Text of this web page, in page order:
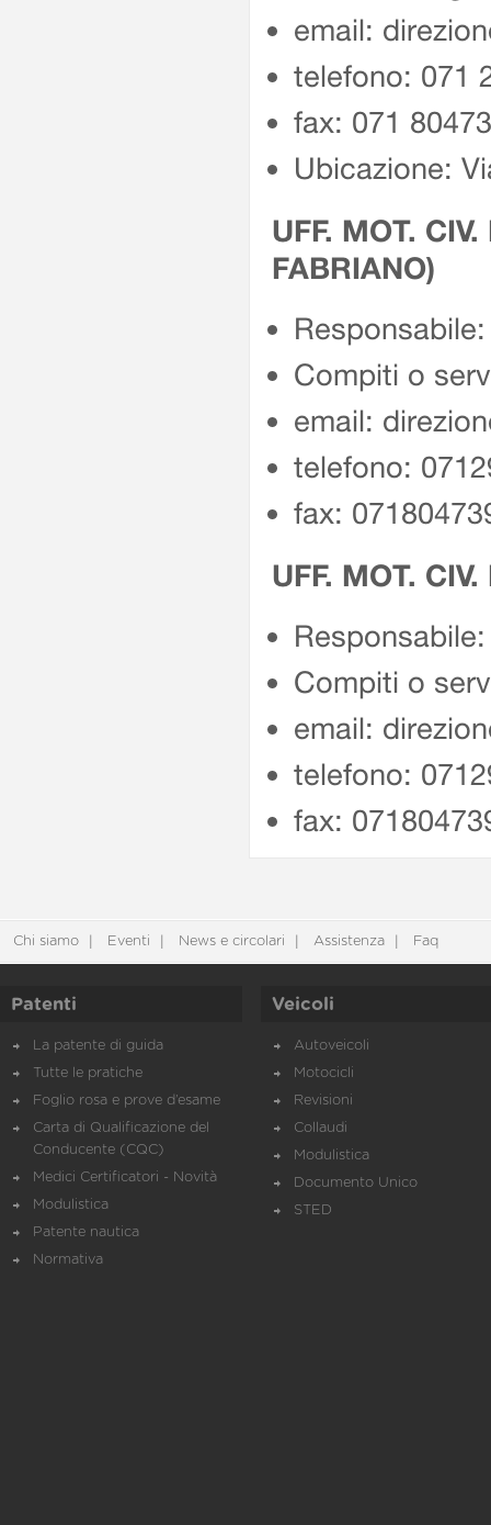
email:
telefono: 071
fax: 071
Ubicazione:
UFF. MOT.
FABRIANO)
Compiti o
email:
telefono:
fax:
UFF. MOT.
Compiti o
email:
telefono:
fax:
Chi siamo Eventi News e circolari Assistenza Faq
Patenti
La patente di guida
Tutte le pratiche
Foglio rosa e prove d’esame
Carta di Qualificazione del
Conducente (CQC)
Medici Certificatori - Novità
Modulistica
Patente nautica
Normativa
Veicoli
Autoveicoli
Motocicli
Revisioni
Collaudi
Modulistica
Documento Unico
STED